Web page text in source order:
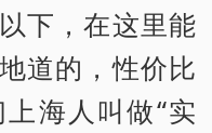
下，在这里能
道的，性价比
海人叫做“实